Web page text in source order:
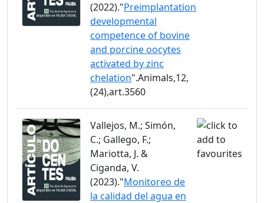
(2022)."Preimplantation
developmental
competence of bovine
and porcine oocytes
activated by zinc
chelation".Animals,12,
(24),art.3560
Vallejos, M.; Simón,
C.; Gallego, F.;
Mariotta, J. &
Ciganda, V.
(2023)."Monitoreo de
la calidad del agua en